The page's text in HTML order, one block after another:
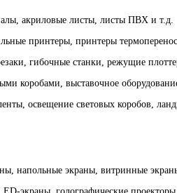
акриловые листы, листы ПВХ и т.д.
принтеры, принтеры
гибочные станки, режущие
коробами, выставочное
освещение световых коробов,
напольные экраны, витринные